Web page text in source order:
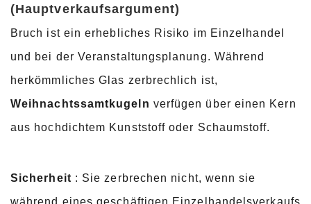
(Hauptverkaufsargument)
Bruch ist ein erhebliches Risiko im Einzelhandel
und bei der Veranstaltungsplanung. Während
herkömmliches Glas zerbrechlich ist,
Weihnachtssamtkugeln verfügen über einen Kern
aus hochdichtem Kunststoff oder Schaumstoff.
Sicherheit : Sie zerbrechen nicht, wenn sie
während eines geschäftigen Einzelhandelsverkaufs